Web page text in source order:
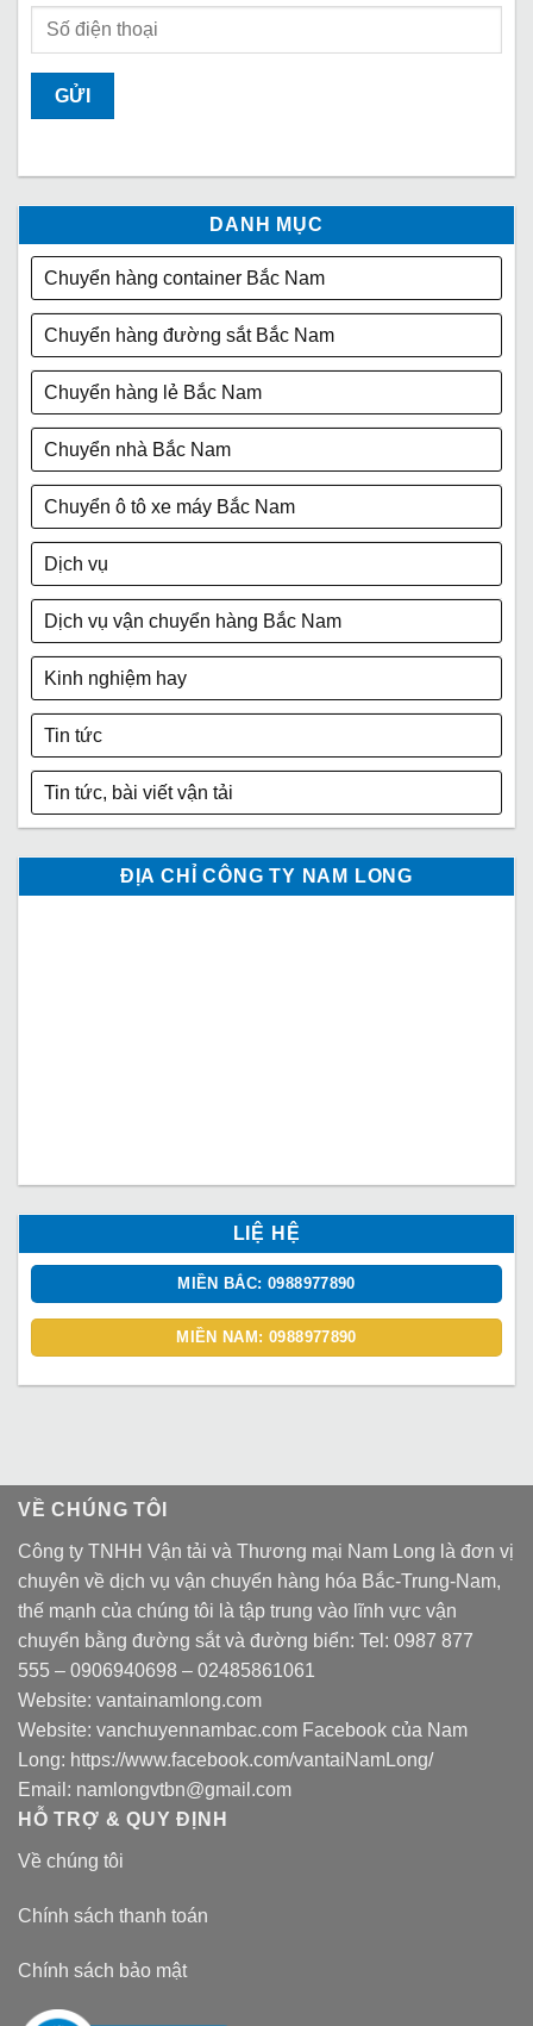
DANH MỤC
Chuyển hàng container Bắc Nam
Chuyển hàng đường sắt Bắc Nam
Chuyển hàng lẻ Bắc Nam
Chuyển nhà Bắc Nam
Chuyển ô tô xe máy Bắc Nam
Dịch vụ
Dịch vụ vận chuyển hàng Bắc Nam
Kinh nghiệm hay
Tin tức
Tin tức, bài viết vận tải
ĐỊA CHỈ CÔNG TY NAM LONG
LIỆ HỆ
MIỀN BẮC: 0988977890
MIỀN NAM: 0988977890
VỀ CHÚNG TÔI
Công ty TNHH Vận tải và Thương mại Nam Long là đơn vị
chuyên về dịch vụ vận chuyển hàng hóa Bắc-Trung-Nam,
thế mạnh của chúng tôi là tập trung vào lĩnh vực vận
chuyển bằng đường sắt và đường biển: Tel: 0987 877
555 – 0906940698 – 02485861061
Website: vantainamlong.com
Website: vanchuyennambac.com Facebook của Nam
Long: https://www.facebook.com/vantaiNamLong/
Email: namlongvtbn@gmail.com
HỖ TRỢ & QUY ĐỊNH
Về chúng tôi
Chính sách thanh toán
Chính sách bảo mật